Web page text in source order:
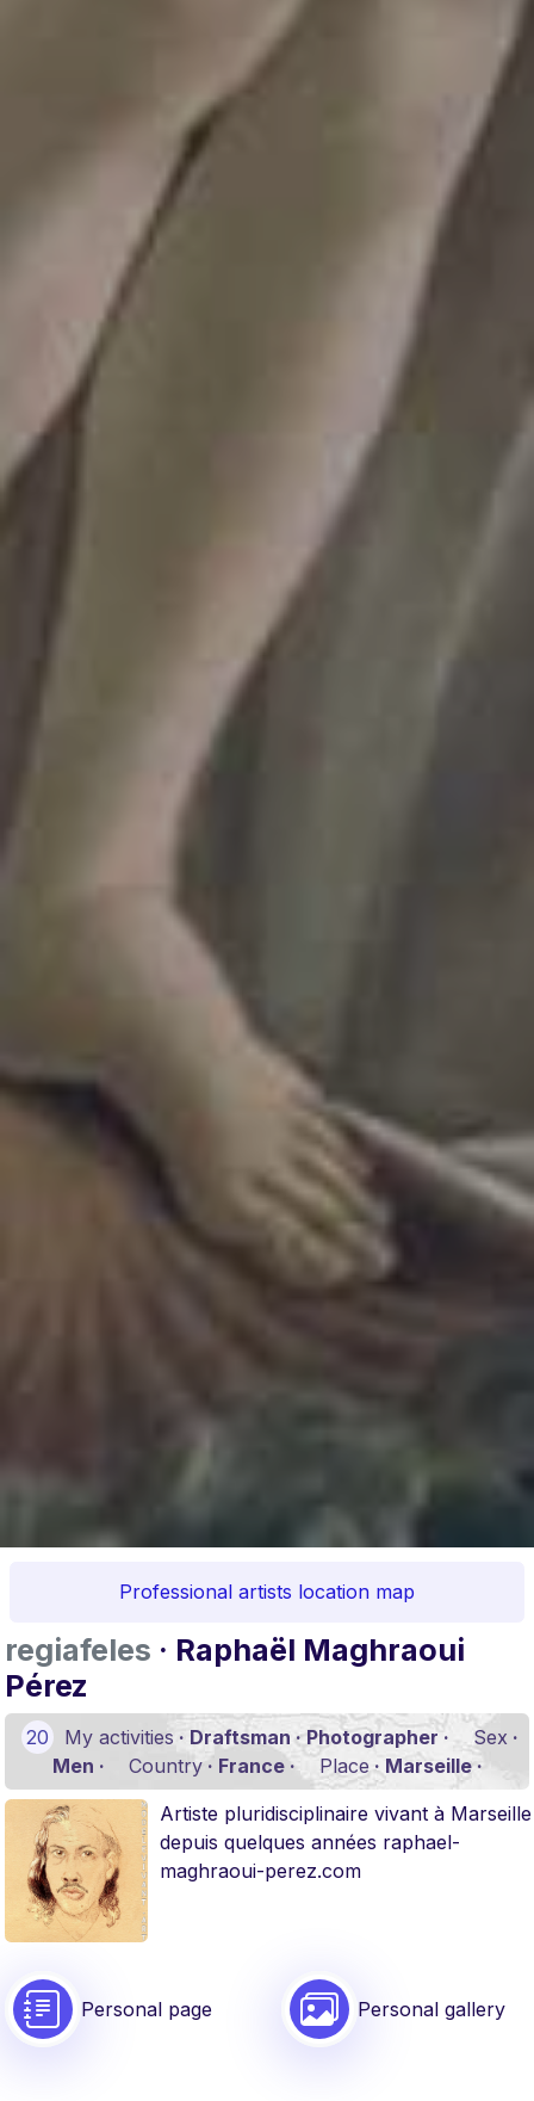
Professional artists location map
regiafeles · Raphaël Maghraoui
Pérez
20 My activities · Draftsman · Photographer · Sex ·
Men ·
Country· France · Place · Marseille ·
Artiste pluridisciplinaire vivant à Marseille
depuis quelques années raphael-
maghraoui-perez.com
Personal page Personal gallery